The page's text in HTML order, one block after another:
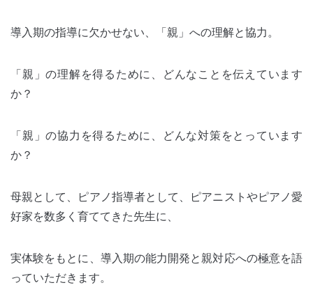
導入期の指導に欠かせない、「親」への理解と協力。
「親」の理解を得るために、どんなことを伝えています
か？
「親」の協力を得るために、どんな対策をとっています
か？
母親として、ピアノ指導者として、ピアニストやピアノ愛
好家を数多く育ててきた先生に、
実体験をもとに、導入期の能力開発と親対応への極意を語
っていただきます。